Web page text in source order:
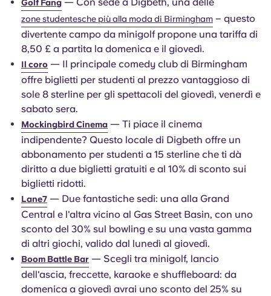
Golf Fang
zone studentesche più alla moda di Birmingham – questo
divertente campo da minigolf propone una tariffa di
8,50 £ a partita la domenica e il giovedì.
Il coro — Il principale comedy club di Birmingham
offre biglietti per studenti al prezzo vantaggioso di
sole 8 sterline per gli spettacoli del giovedì, venerdì e
sabato sera.
Mockingbird Cinema — Ti piace il cinema
indipendente? Questo locale di Digbeth offre un
abbonamento per studenti a 15 sterline che ti dà
diritto a due biglietti gratuiti e al 10% di sconto sui
biglietti ridotti.
Lane7 — Due fantastiche sedi: una alla Grand
Central e l'altra vicino al Gas Street Basin, con uno
sconto del 30% sul bowling e su una vasta gamma
di altri giochi, valido dal lunedì al giovedì.
Boom Battle Bar — Scegli tra minigolf, lancio
dell'ascia, freccette, karaoke e shuffleboard: da
domenica a giovedì avrai uno sconto del 25% su